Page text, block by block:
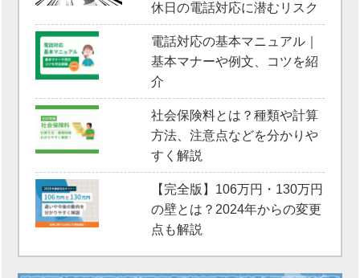
休日の電話対応に潜むリスク
電話対応の基本マニュアル｜
基本マナーや例文、コツを紹
介
社会保険料とは？種類や計算
方法、注意点などを分かりや
すく解説
【完全版】106万円・130万円
の壁とは？2024年からの変更
点も解説